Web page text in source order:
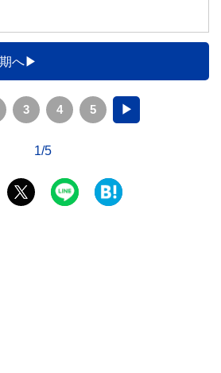
もとに、節約効果の目安と快適に過ごすためのポイ
かりやすく解説します。
へ
3 4 5 ▶
1/5